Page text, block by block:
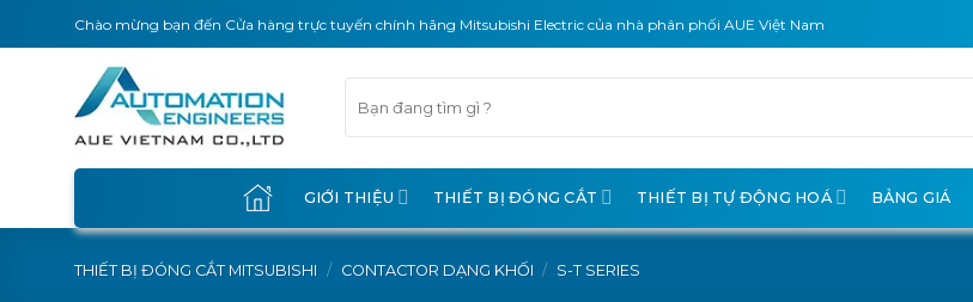
to
Chào mừng bạn đến Cửa hàng trực tuyến chính hãng Mitsubishi Electric của nhà phân phối AUE Việt Nam
kiếm:
GIỚI THIỆU THIẾT BỊ ĐÓNG CẮT THIẾT BỊ TỰ ĐỘNG HOÁ BẢNG GIÁ
THIẾT BỊ ĐÓNG CẮT MITSUBISHI / CONTACTOR DẠNG KHỐI / S-T SERIES